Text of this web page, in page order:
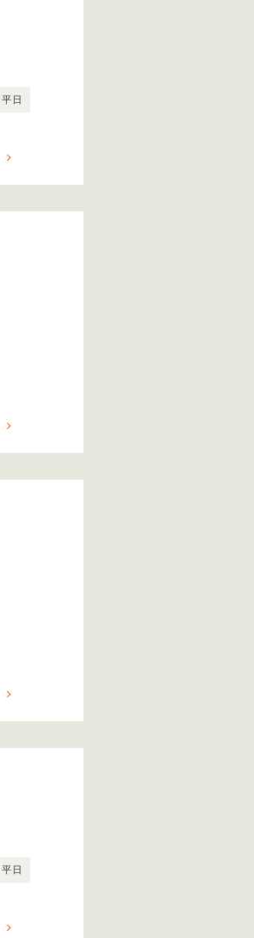
平日
平日